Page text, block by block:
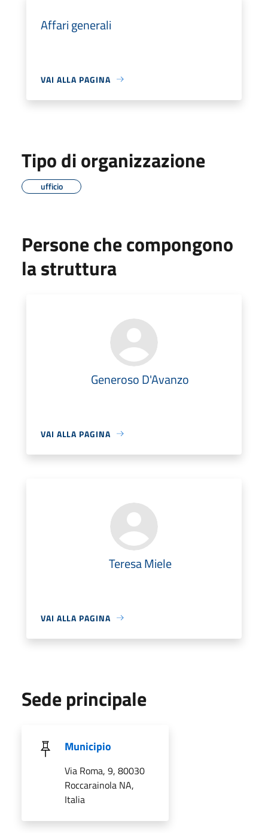
Affari generali
VAI ALLA PAGINA
Tipo di organizzazione
ufficio
Persone che compongono
la struttura
Generoso D'Avanzo
VAI ALLA PAGINA
Teresa Miele
VAI ALLA PAGINA
Sede principale
Municipio
Via Roma, 9, 80030
Roccarainola NA,
Italia